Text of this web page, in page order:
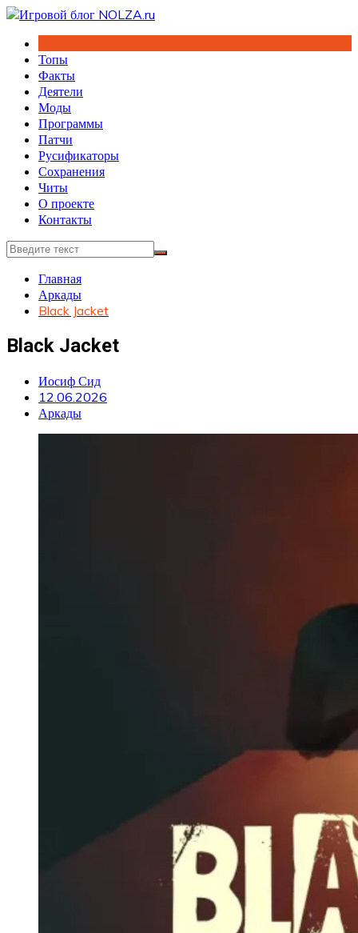
Перейти
содержимому
Топы
Факты
Деятели
Моды
Программы
Патчи
Русификаторы
Сохранения
Читы
О проекте
Контакты
Главная
Аркады
Black Jacket
Black Jacket
Иосиф Сид
12.06.2026
Аркады